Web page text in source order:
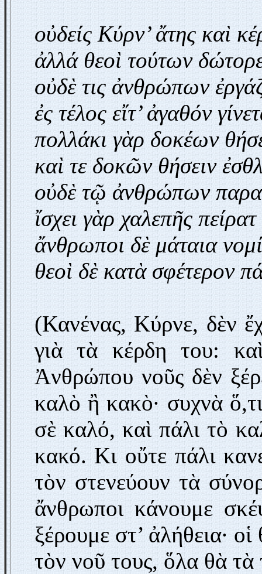
οὐδείς Κύρν’ ἄτης καὶ
ἀλλά θεοὶ τούτων
οὐδὲ τις ἀνθρώπων
ἐς τέλος εἴτ’ ἀγαθόν
πολλάκι γὰρ δοκέων
καὶ τε δοκῶν θήσειν
οὐδὲ τῷ ἀνθρώπων
ἴσχει γὰρ
ἄνθρωποι δὲ μάταια
θεοὶ δὲ κατὰ σφέτερον
(Κανένας, Κύρνε, δὲν
γιὰ τὰ κέρδη του:
Ἀνθρώπου νοῦς δὲν
καλὸ ἢ κακὸ· συχνὰ
σὲ καλό, καὶ πάλι τὸ
κακό. Κι οὔτε πάλι
τὸν στενεύουν τὰ
ἄνθρωποι κάνουμε
ξέρουμε στ’ ἀλήθεια·
τὸν νοῦ τους, ὅλα θὰ τὰ